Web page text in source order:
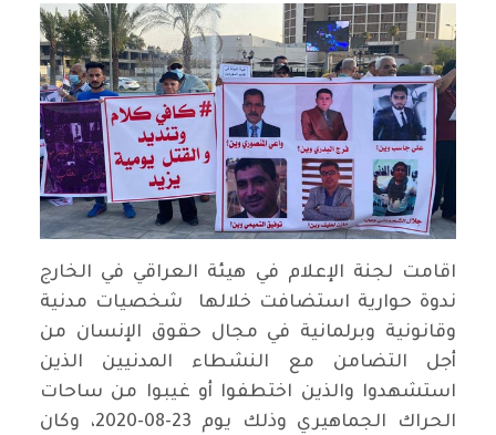
اقامت لجنة الإعلام في هيئة العراقي في الخارج
ندوة حوارية استضافت خلالها شخصيات مدنية
وقانونية وبرلمانية في مجال حقوق الإنسان من
أجل التضامن مع النشطاء المدنيين الذين
استشهدوا والذين اختطفوا أو غيبوا من ساحات
الحراك الجماهيري وذلك يوم 23-08-2020، وكان